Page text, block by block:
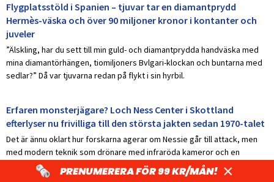
Flygplatsstöld i Spanien – tjuvar tar en diamantprydd
Hermès-väska och över 90 miljoner kronor i kontanter och
juveler
”Älskling, har du sett till min guld- och diamantprydda handväska med
mina diamantörhängen, tiomiljoners Bvlgari-klockan och buntarna med
sedlar?” Då var tjuvarna redan på flykt i sin hyrbil.
Erfaren monsterjägare? Loch Ness Center i Skottland
efterlyser nu frivilliga till den största jakten sedan 1970-talet
Det är ännu oklart hur forskarna agerar om Nessie går till attack, men
med modern teknik som drönare med infraröda kameror och en
hydrofon gör man ett försök att se vad som dväljs i djupet.
PRENUMERERA FÖR 99 KR/MÅN! ×